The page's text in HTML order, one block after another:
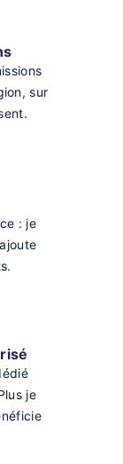
sur
: je
je